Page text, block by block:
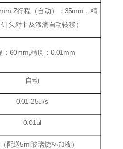
Z行程（ 自动）： 35mm ，精
针头对中及液滴自动转移）
60mm,精度： 0.01mm
自动
0.01-25ul/s
0.01ul
配送5ml玻璃烧杯加液）